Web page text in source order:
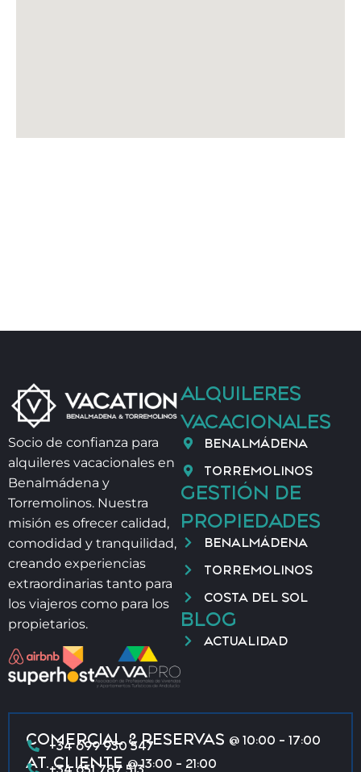
Socio de confianza para
alquileres vacacionales en
Benalmádena y
Torremolinos. Nuestra
misión es ofrecer calidad,
comodidad y tranquilidad,
creando experiencias
extraordinarias tanto para
los viajeros como para los
propietarios.
ALQUILERES
VACACIONALES
BENALMÁDENA
TORREMOLINOS
GESTIÓN DE
PROPIEDADES
BENALMÁDENA
TORREMOLINOS
COSTA DEL SOL
BLOG
ACTUALIDAD
COMERCIAL & RESERVAS @ 10:00 - 17:00
+34 699 930 547
AT. CLIENTE@ 13:00 - 21:00